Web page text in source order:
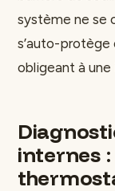
système ne se
s’auto-protège
obligeant à
internes